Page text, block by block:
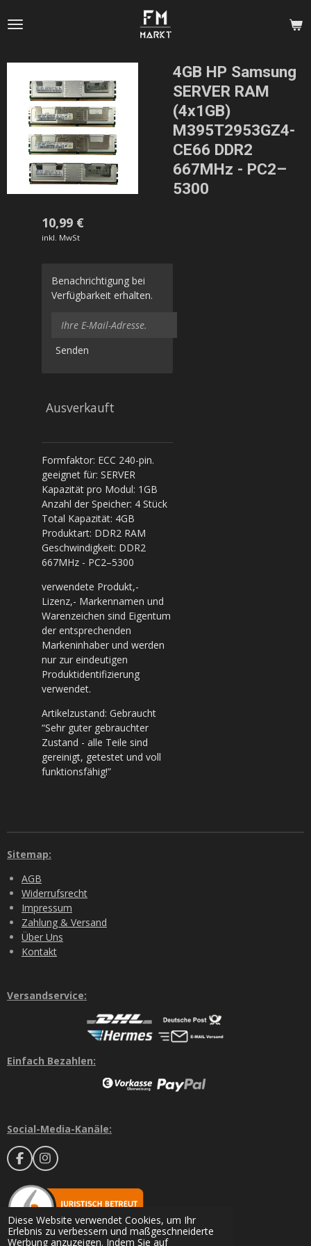
Diese Website verwendet Cookies, um Ihr
Erlebnis zu verbessern und maßgeschneiderte
Werbung anzuzeigen. Indem Sie auf
Hauptinhalt
4GB HP Samsung
SERVER RAM
(4x1GB)
M395T2953GZ4-
CE66 DDR2
667MHz - PC2–
5300
10,99 €
inkl. MwSt
Benachrichtigung bei
Verfügbarkeit erhalten.
Senden
Ausverkauft
Formfaktor: ECC 240-pin.
geeignet für: SERVER
Kapazität pro Modul: 1GB
Anzahl der Speicher: 4 Stück
Total Kapazität: 4GB
Produktart: DDR2 RAM
Geschwindigkeit: DDR2
667MHz - PC2–5300
verwendete Produkt,-
Lizenz,- Markennamen und
Warenzeichen sind Eigentum
der entsprechenden
Markeninhaber und werden
nur zur eindeutigen
Produktidentifizierung
verwendet.
Artikelzustand: Gebraucht
“Sehr guter gebrauchter
Zustand - alle Teile sind
gereinigt, getestet und voll
funktionsfähig!”
Sitemap:
AGB
Widerrufsrecht
Impressum
Zahlung & Versand
Über Uns
Kontakt
Versandservice:
Einfach Bezahlen:
Social-Media-Kanäle:
F
a
c
e
b
o
o
k
I
n
t
a
g
r
a